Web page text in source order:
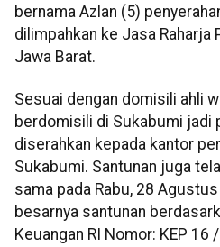
bernama Azlan (5)
dilimpahkan ke Jasa Raharja
Jawa Barat.
Sesuai dengan domisili ahli
berdomisili di Sukabumi jadi
diserahkan kepada kantor
Sukabumi. Santunan juga
sama pada Rabu, 28
besarnya santunan
Keuangan RI Nomor: KEP